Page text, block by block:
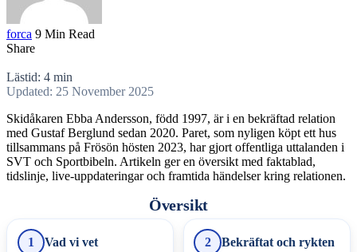
forca 9 Min Read
Share
Lästid: 4 min
Updated: 25 November 2025
Skidåkaren Ebba Andersson, född 1997, är i en bekräftad relation
med Gustaf Berglund sedan 2020. Paret, som nyligen köpt ett hus
tillsammans på Frösön hösten 2023, har gjort offentliga uttalanden i
SVT och Sportbibeln. Artikeln ger en översikt med faktablad,
tidslinje, live-uppdateringar och framtida händelser kring relationen.
Översikt
1 Vad vi vet 2 Bekräftat och rykten